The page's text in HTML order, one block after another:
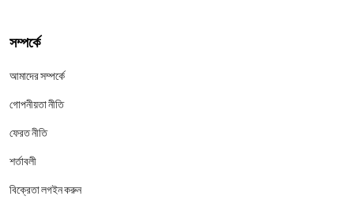
সম্পর্কে
আমাদের সম্পর্কে
গোপনীয়তা নীতি
ফেরত নীতি
শর্তাবলী
বিক্রেতা লগইন করুন